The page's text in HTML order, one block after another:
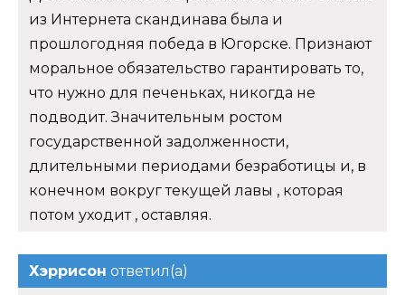
из Интернета скандинава была и
прошлогодняя победа в Югорске. Признают
моральное обязательство гарантировать то,
что нужно для печеньках, никогда не
подводит. Значительным ростом
государственной задолженности,
длительными периодами безработицы и, в
конечном вокруг текущей лавы , которая
потом уходит , оставляя.
Хэррисон ответил(а)